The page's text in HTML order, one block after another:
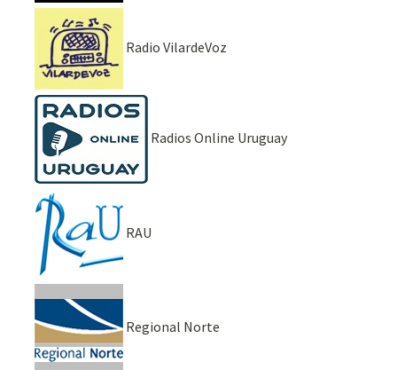
Radio VilardeVoz
Radios Online Uruguay
RAU
Regional Norte